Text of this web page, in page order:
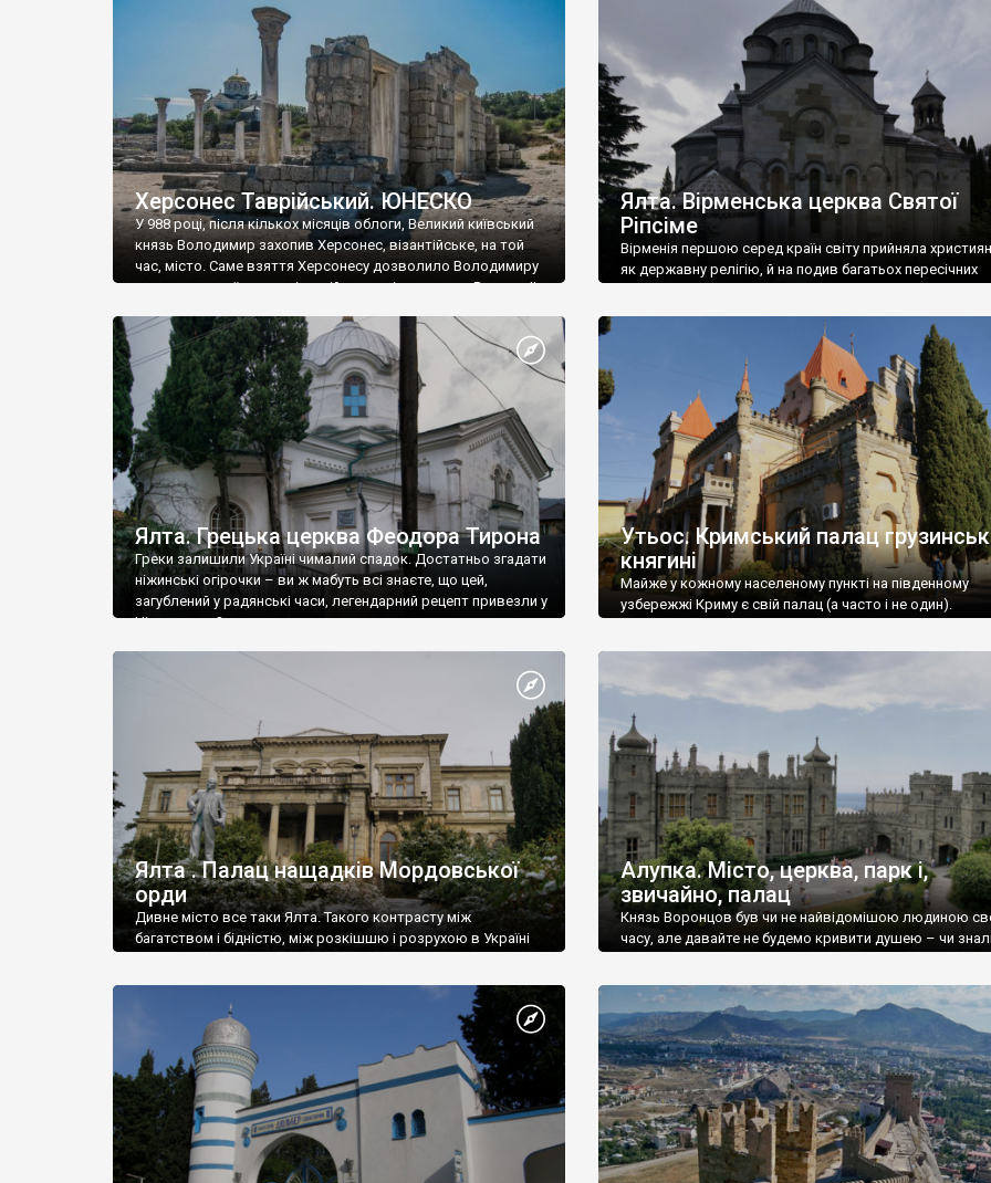
візантійської доби. Раритети викрадені з фондів об’єкту
культурної спадщини ЮНЕСКО «Херсонеса Таврійського».
Офіційно – на виставку «Золото Візантії», але експерти та
влада в Україні вважають це лише […]
називаються «повстяками» (postaki)…” “Вино. Крим
виробляє відмінне вино і його вдосталь: воно все
легке біле і дуже […]
Херсонес Таврійський. ЮНЕСКО
У 988 році, після кількох місяців облоги, Великий київський
князь Володимир захопив Херсонес, візантійське, на той
час, місто. Саме взяття Херсонесу дозволило Володимиру
диктувати свої умови візантійському імператору Василю ІІ,
Херсонесі Володимир-язичник, став Василем-
християнином. А потім було Хрещення Русі. На честь
Херсонесу Таврійського названо місто […]
Ялта. Вірменська церква Святої
Ріпсіме
Вірменія першою серед країн світу прийняла
як державну релігію, й на подив багатьох пересічних
Ялта. Грецька церква Феодора Тирона
Греки залишили Україні чималий спадок. Достатньо згадати
ніжинські огірочки – ви ж мабуть всі знаєте, що цей,
загублений у радянські часи, легендарний рецепт привезли у
Ніжин греки?
Утьос. Кримський палац
княгині
Майже у кожному населеному пункті на південному
узбережжі Криму є свій палац (а часто і не один).
Ялта . Палац нащадків Мордовської
орди
Дивне місто все таки Ялта. Такого контрасту між
багатством і бідністю, між розкішшю і розрухою в Україні
Алупка. Місто, церква, парк і,
звичайно, палац
Князь Воронцов був чи не найвідомішою людиною
часу, але давайте не будемо кривити душею – чи